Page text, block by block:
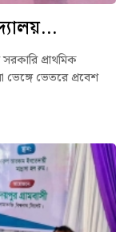
প্রাথমিক
ভেঙ্গে ভেতরে প্রবেশ